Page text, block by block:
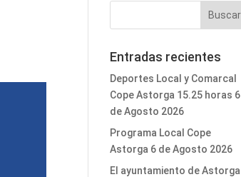
Entradas recientes
Deportes Local y Comarcal
Cope Astorga 15.25 horas 6
de Agosto 2026
Programa Local Cope
Astorga 6 de Agosto 2026
El ayuntamiento de Astorga